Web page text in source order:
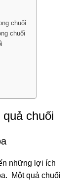
chuối
chuối
chuối
những lợi ích
Một quả chuối